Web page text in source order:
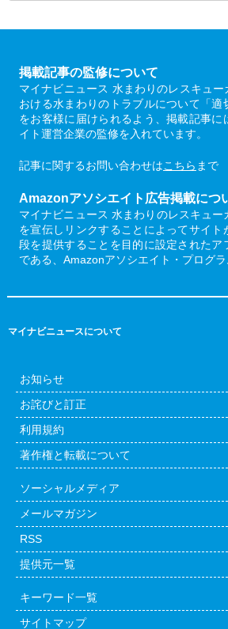
掲載記事の監修について
マイナビニュース 水まわりのレスキュ
おける水まわりのトラブルについて「適
をお客様に届けられるよう、掲載記事
イト運営企業の監修を入れています。
記事に関するお問い合わせはこちら まで
Amazonアソシエイト広告掲載につ
マイナビニュース 水まわりのレスキュ
を宣伝しリンクすることによってサイ
段を提供することを目的に設定されたア
である、Amazonアソシエイト・プログラ
マイナビニュースについて
お知らせ
お詫びと訂正
利用規約
著作権と転載について
ソーシャルメディア
メールマガジン
RSS
提供元一覧
キーワード一覧
サイトマップ